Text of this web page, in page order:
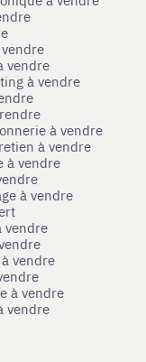
vendre
à vendre
à vendre
à vendre
à vendre
à vendre
vendre
vendre
à vendre
vendre